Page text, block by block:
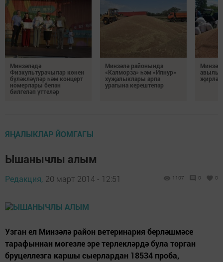
Минзәләдә
Физкультурачылар көнен
бүләкләүләр һәм концерт
номерлары белән
билгеләп үттеләр
Минзәлә районында
«Калморза» һәм «Илнур»
хуҗалыклары арпа
урагына керештеләр
авылы
ЯҢАЛЫКЛАР ЙОМГАГЫ
Ышанычлы алым
Редакция, 20 март 2014 - 12:51 1107 0 0
Узган ел Минзәлә район ветеринария берләшмәсе
тарафыннан мөгезле эре терлекләрдә була торган
бруцеллезга каршы сыерлардан 18534 проба,